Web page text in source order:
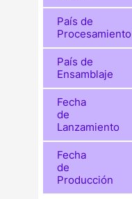
País de
Procesamiento
País de
Ensamblaje
Fecha
de
Lanzamiento
Fecha
de
Producción